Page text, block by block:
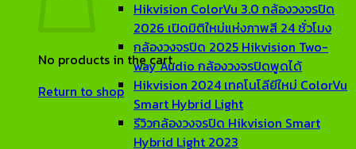
No products in the cart.
Return to shop
Hikvision ColorVu 3.0 กล้องวงจรปิด
2026 เปิดมิติใหม่แห่งภาพสี 24 ชั่วโมง
กล้องวงจรปิด 2025 Hikvision Two-
way Audio กล้องวงจรปิดพูดได้
Hikvision 2024 เทคโนโลียีใหม่ ColorVu
Smart Hybrid Light
รีวิวกล้องวงจรปิด Hikvision Smart
Hybrid Light 2023